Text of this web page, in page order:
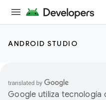
ANDROID STUDIO
Google utiliza tecnología